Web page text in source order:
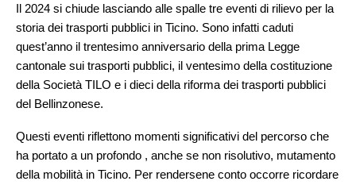
Il 2024 si chiude lasciando alle spalle tre eventi di rilievo per la
storia dei trasporti pubblici in Ticino. Sono infatti caduti
quest’anno il trentesimo anniversario della prima Legge
cantonale sui trasporti pubblici, il ventesimo della costituzione
della Società TILO e i dieci della riforma dei trasporti pubblici
del Bellinzonese.
Questi eventi riflettono momenti significativi del percorso che
ha portato a un profondo , anche se non risolutivo, mutamento
della mobilità in Ticino. Per rendersene conto occorre ricordare